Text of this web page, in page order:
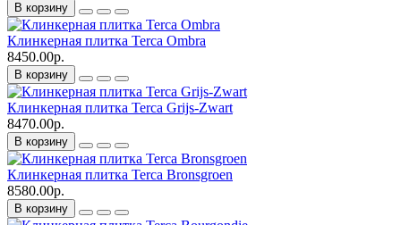
В корзину
Клинкерная плитка Terca Ombra
8450.00р.
В корзину
Клинкерная плитка Terca Grijs-Zwart
8470.00р.
В корзину
Клинкерная плитка Terca Bronsgroen
8580.00р.
В корзину